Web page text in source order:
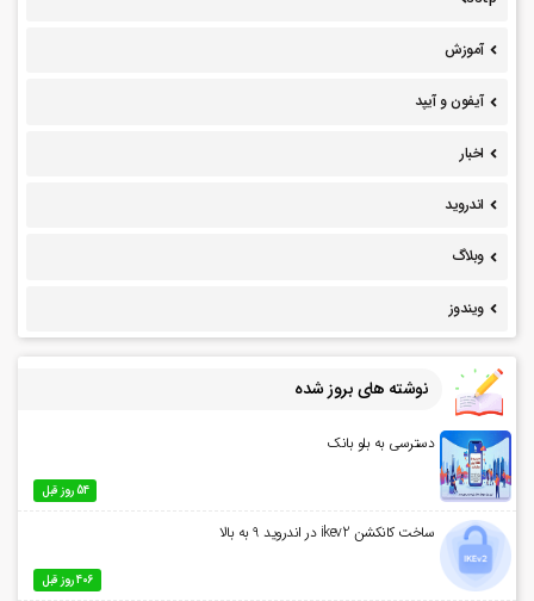
آموزش
آیفون و آیپد
اخبار
اندروید
وبلاگ
ویندوز
نوشته های بروز شده
دسترسی به بلو بانک
54 روز قبل
ساخت کانکشن ikev2 در اندروید 9 به بالا
406 روز قبل